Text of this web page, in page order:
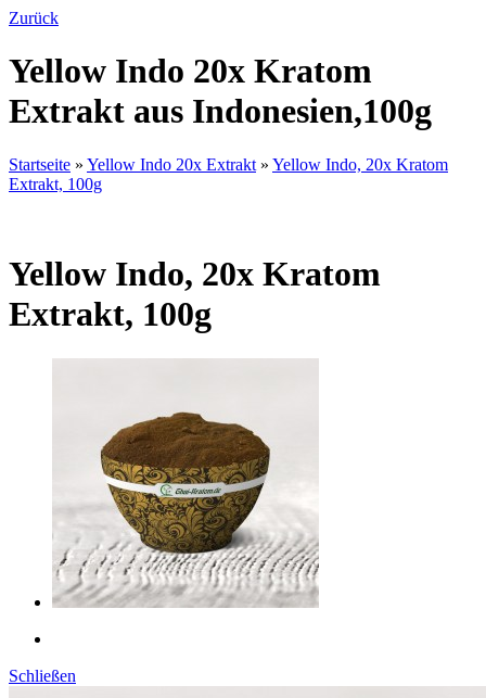
Zurück
Yellow Indo 20x Kratom
Extrakt aus Indonesien,100g
Startseite » Yellow Indo 20x Extrakt » Yellow Indo, 20x Kratom
Extrakt, 100g
Yellow Indo, 20x Kratom
Extrakt, 100g
Schließen